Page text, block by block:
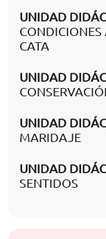
UNIDAD
CONDICIONES
CATA
UNIDAD
UNIDAD
MARIDAJE
UNIDAD
SENTIDOS